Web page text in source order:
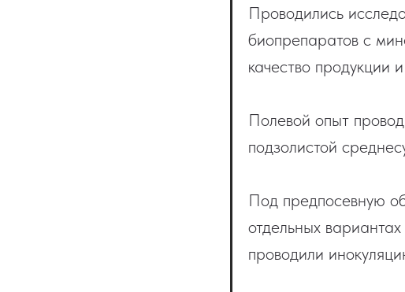
Проводились
биопрепаратов с
качество продукции
Полевой опыт
подзолистой
Под предпосевную
отдельных
проводили